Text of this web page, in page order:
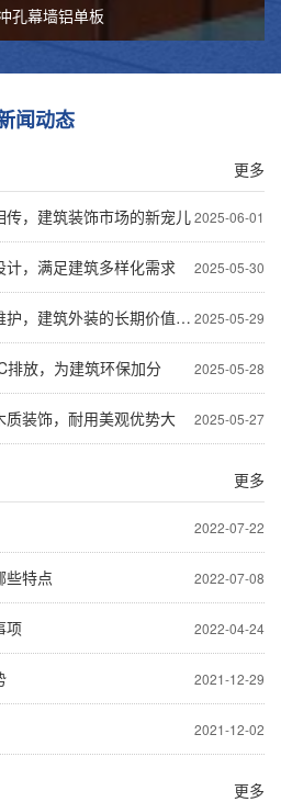
孔幕墙铝单板
闻动态
更多
2025-06-01
，建筑装饰市场的新宠儿
2025-05-30
，满足建筑多样化需求
2025-05-29
建筑外装的长期价值之选
2025-05-28
排放，为建筑环保加分
2025-05-27
装饰，耐用美观优势大
更多
2022-07-22
2022-07-08
些特点
2022-04-24
项
2021-12-29
2021-12-02
更多